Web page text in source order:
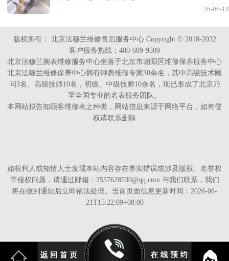
26-06-18
版权所有： 北京法穆兰维修售后服务中心 Copyright © 2018-2032
客户服务热线：400-609-9509
北京法穆兰腕表维修服务中心坐落于北京市朝阳区维修保养服务中心
北京法穆兰维修保养中心拥有钟表维修专家30余名，其中高级技术顾
问3名、高级技师10名，初级、中级技师10余名，现已形成了北京乃
至全国专业的名表服务团队。
本网站拟告知顾客维修表之种类，网站信息来源于网络平台，如有侵
权请联系删除
如权利人或知情人士发现本站内容存在事实错误或涉及版权、名誉权
等侵权问题，请通过邮箱：2557628530@qq.com 与我们联系，我们
将在收到通知后立即依法处理。当前页面信息更新时间：2026-06-
21T15:22:09+08:00